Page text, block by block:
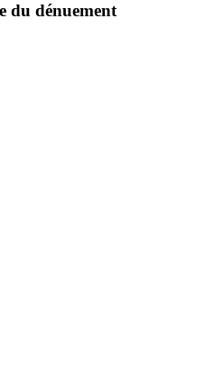
du dénuement